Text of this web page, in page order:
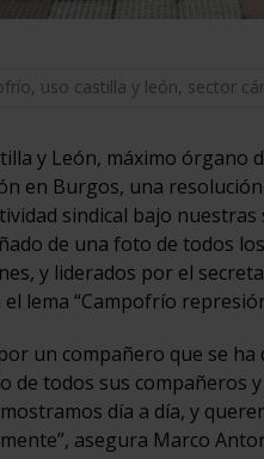
, uso castilla y león, sector
y León, máximo
en Burgos, una
sindical bajo
de una foto de todos
y liderados por el
lema “Campofrío
un compañero que se
de todos sus compañeros
día a día, y
asegura Marco